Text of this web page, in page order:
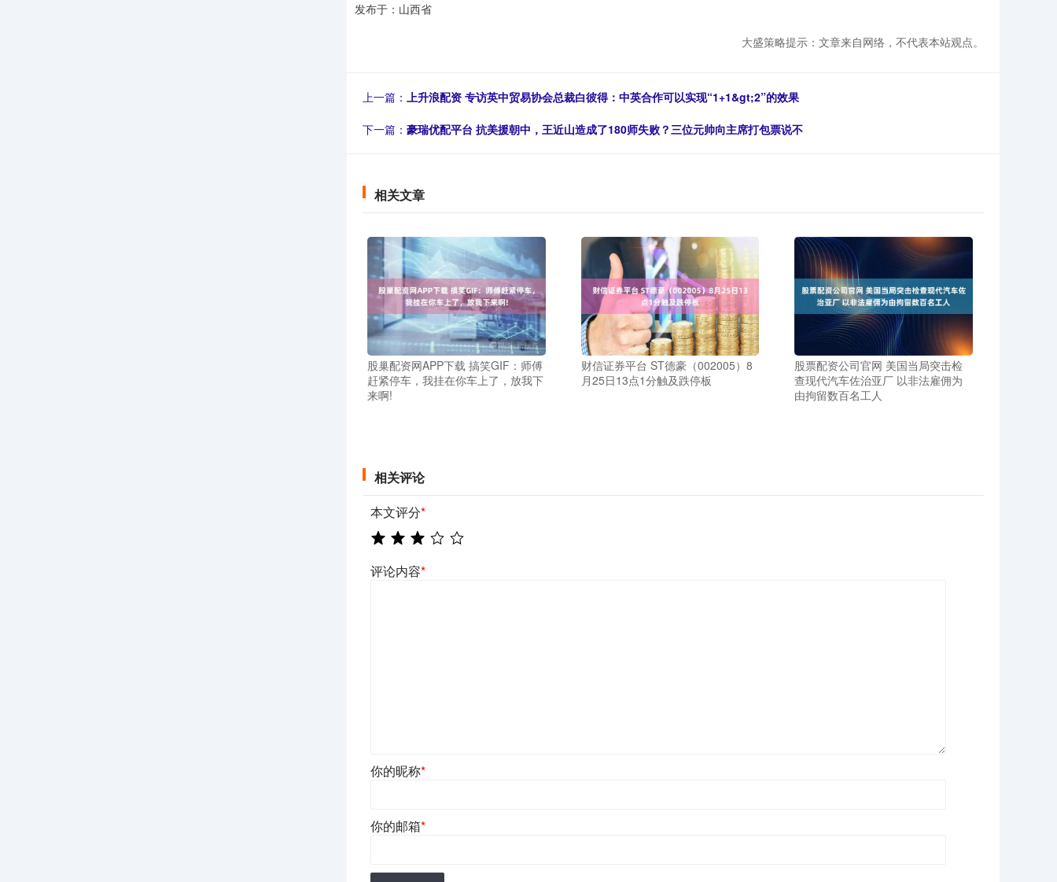
发布于：山西省
大盛策略提示：文章来自网络，不代表本站观点。
上一篇： 上升浪配资 专访英中贸易协会总裁白彼得：中英合作可以实现“1+1&gt;2”的效果
下一篇： 豪瑞优配平台 抗美援朝中，王近山造成了180师失败？三位元帅向主席打包票说不
相关文章
股巢配资网APP下载 搞笑GIF：师傅
赶紧停车，我挂在你车上了，放我下
来啊!
财信证券平台 ST德豪（002005）8
月25日13点1分触及跌停板
股票配资公司官网 美国当局突击检
查现代汽车佐治亚厂 以非法雇佣为
由拘留数百名工人
相关评论
本文评分*
评论内容*
你的昵称*
你的邮箱*